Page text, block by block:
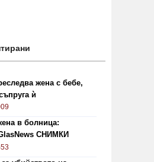
на
жена с бебе,
ѝ
в болница:
СНИМКИ